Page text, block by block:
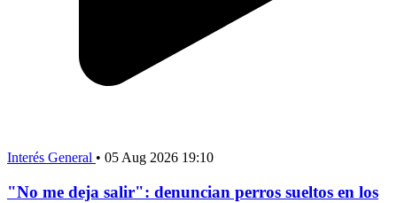
Interés General • 05 Aug 2026 19:10
"No me deja salir": denuncian perros sueltos en los